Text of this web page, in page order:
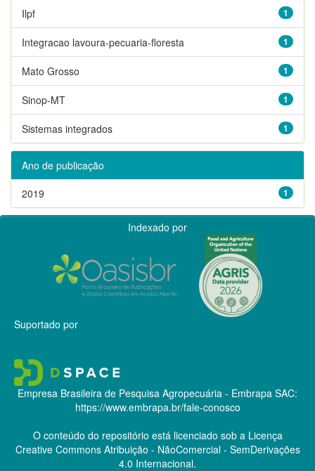
1
Ilpf
1
Integracao lavoura-pecuaria-floresta
1
Mato Grosso
1
Sinop-MT
1
Sistemas integrados
Ano de publicação
1
2019
Indexado por
Suportado por
Empresa Brasileira de Pesquisa Agropecuária - Embrapa SAC:
https://www.embrapa.br/fale-conosco
O conteúdo do repositório está licenciado sob a Licença
Creative CommonsAtribuição - NãoComercial - SemDerivações
4.0 Internacional.